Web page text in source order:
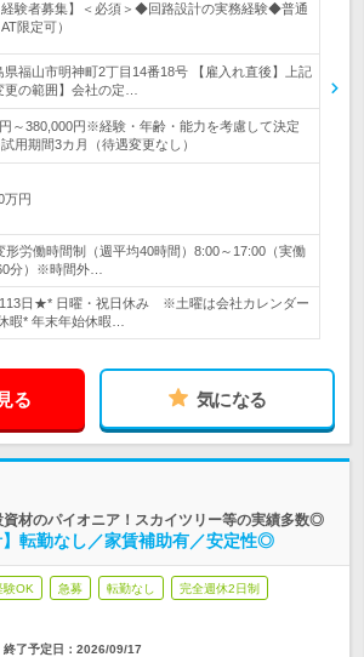
経験者募集】＜必須＞◆回路設計の実務経験◆普通
限定可）
県福山市明神町2丁目14番18号 【雇入れ直後】上記
更の範囲】会社の定…
～380,000円※経験・年齢・能力を考慮して決定
用期間3カ月（待遇変更なし）
万円
形労働時間制（週平均40時間）8:00～17:00（実働
分）※時間外…
日★* 日曜・祝日休み ※土曜は会社カレンダー
暇* 年末年始休暇…
る 気になる
資材のパイオニア！スカイツリー等の実績多数◎
転勤なし／家賃補助有／安定性◎
験OK 急募 転勤なし 完全週休2日制
終了予定日： 2026/09/17